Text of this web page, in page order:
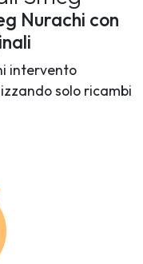
Nurachi con
intervento
solo ricambi